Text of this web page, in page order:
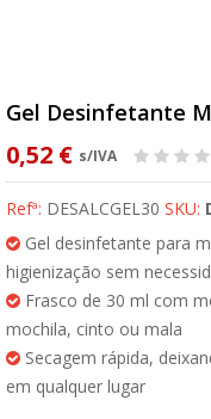
Gel Desinfetante
0,52 € s/IVA
Refª: DESALCGEL30 SKU:
Gel desinfetante para
higienização sem
Frasco de 30 ml com
mochila, cinto ou mala
Secagem rápida,
em qualquer lugar